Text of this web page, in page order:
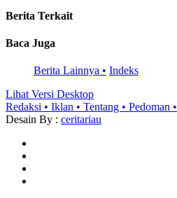
Berita Terkait
Baca Juga
Berita Lainnya • Indeks
Lihat Versi Desktop
Redaksi • Iklan • Tentang • Pedoman •
Desain By : ceritariau